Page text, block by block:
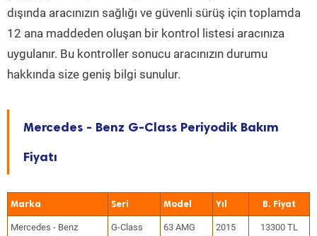
dışında aracınızın sağlığı ve güvenli sürüş için toplamda
12 ana maddeden oluşan bir kontrol listesi aracınıza
uygulanır. Bu kontroller sonucu aracınızın durumu
hakkında size geniş bilgi sunulur.
Mercedes - Benz G-Class Periyodik Bakım
Fiyatı
Marka Seri Model Yıl
Mercedes - Benz G-Class 63 AMG 2015 13300 TL